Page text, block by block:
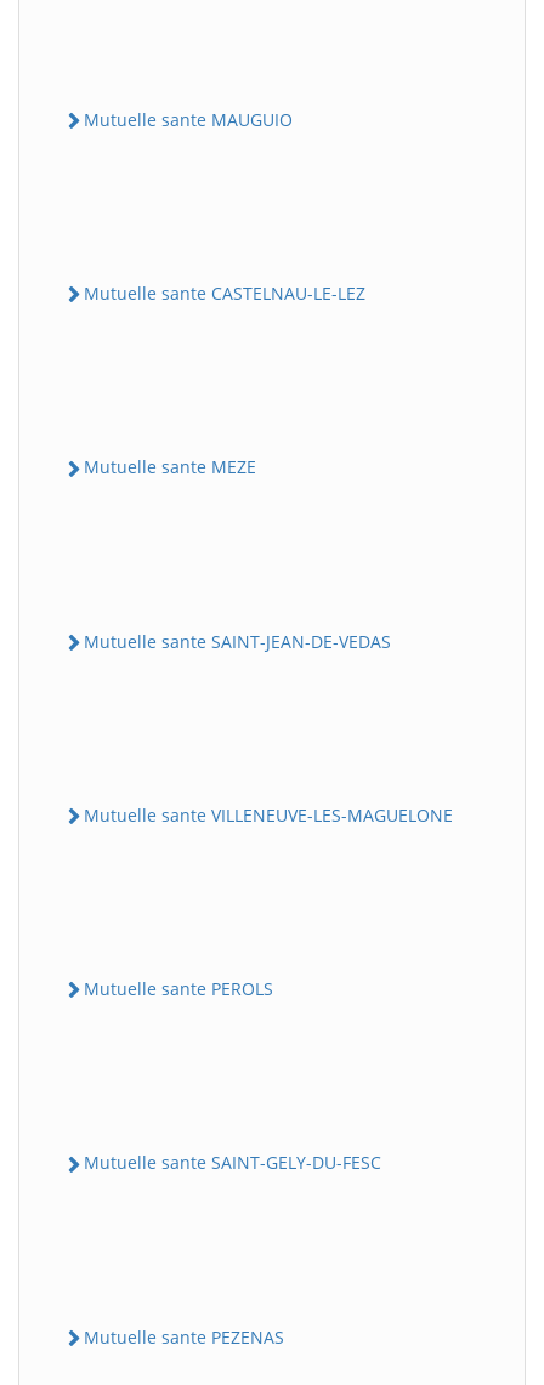
Mutuelle sante MAUGUIO
Mutuelle sante CASTELNAU-LE-LEZ
Mutuelle sante MEZE
Mutuelle sante SAINT-JEAN-DE-VEDAS
Mutuelle sante VILLENEUVE-LES-MAGUELONE
Mutuelle sante PEROLS
Mutuelle sante SAINT-GELY-DU-FESC
Mutuelle sante PEZENAS